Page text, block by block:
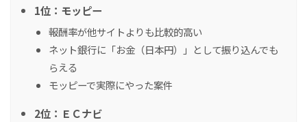
1位：モッピー
報酬率が他サイトよりも比較的高い
ネット銀行に「お金（日本円）」として振り込んでも
らえる
モッピーで実際にやった案件
2位：ＥＣナビ